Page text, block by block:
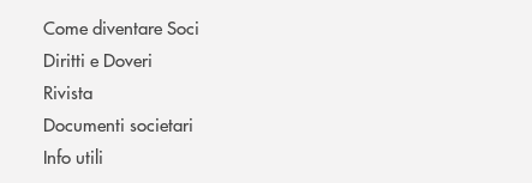
Come diventare Soci
Diritti e Doveri
Rivista
Documenti societari
Info utili